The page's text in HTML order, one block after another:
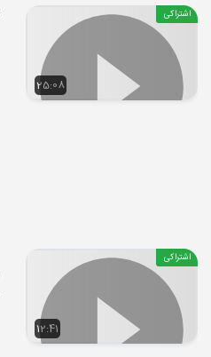
25:08
اشتراکی
12:41
اشتراکی